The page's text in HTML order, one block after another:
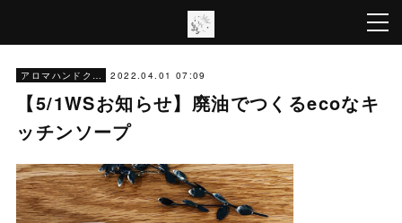
アロマハンドクラフト 2022.04.01 07:09
【5/1WSお知らせ】廃油でつくるecoなキ
ッチンソープ